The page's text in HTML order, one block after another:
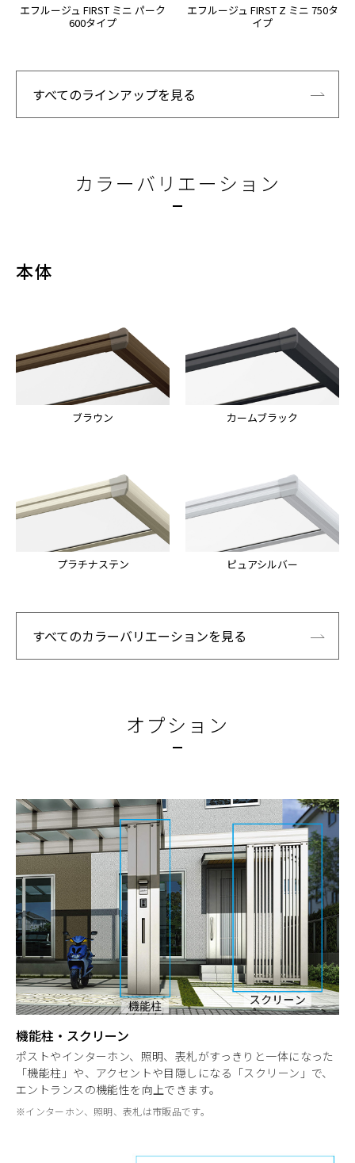
エフルージュ FIRST ミニ パーク
600タイプ
エフルージュ FIRST Z ミニ 750タ
イプ
すべてのラインアップを見る
カラーバリエーション
本体
ブラウン カームブラック
プラチナステン ピュアシルバー
すべてのカラーバリエーションを見る
オプション
機能柱・スクリーン
ポストやインターホン、照明、表札がすっきりと一体になった
「機能柱」や、アクセントや目隠しになる「スクリーン」で、
エントランスの機能性を向上できます。
※インターホン、照明、表札は市販品です。